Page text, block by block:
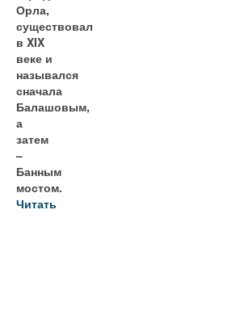
Орла,
существовал
в XIX
веке и
назывался
сначала
Балашовым,
а
затем
–
Банным
мостом.
Читать